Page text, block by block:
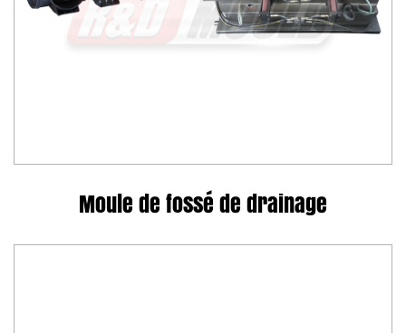
Moule de fossé de drainage